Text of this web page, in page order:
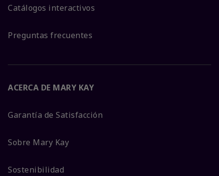
Catálogos interactivos
Preguntas frecuentes
ACERCA DE MARY KAY
Garantía de Satisfacción
Sobre Mary Kay
Sostenibilidad